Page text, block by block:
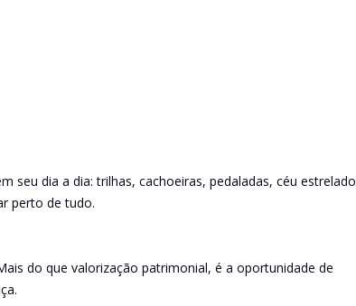
seu dia a dia: trilhas, cachoeiras, pedaladas, céu estrelado
perto de tudo.
do que valorização patrimonial, é a oportunidade de